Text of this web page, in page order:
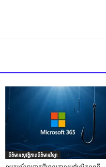
ព័ត៌មានសុវត្ថិភាពព័ត៌មានវិទ្យា